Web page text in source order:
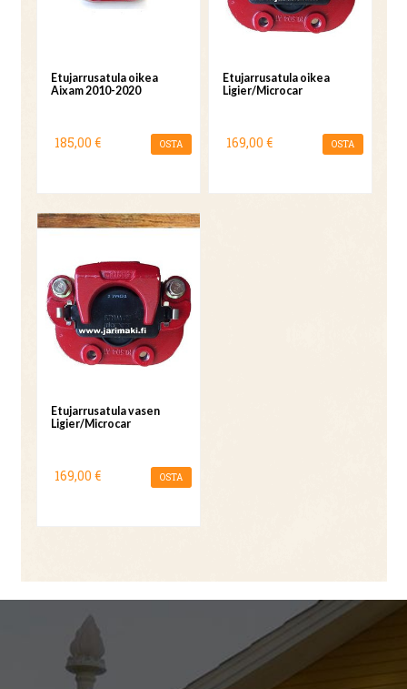
Etujarrusatula oikea
Aixam 2010-2020
185,00 € OSTA
Etujarrusatula oikea
Ligier/Microcar
169,00 € OSTA
Etujarrusatula vasen
Ligier/Microcar
169,00 € OSTA